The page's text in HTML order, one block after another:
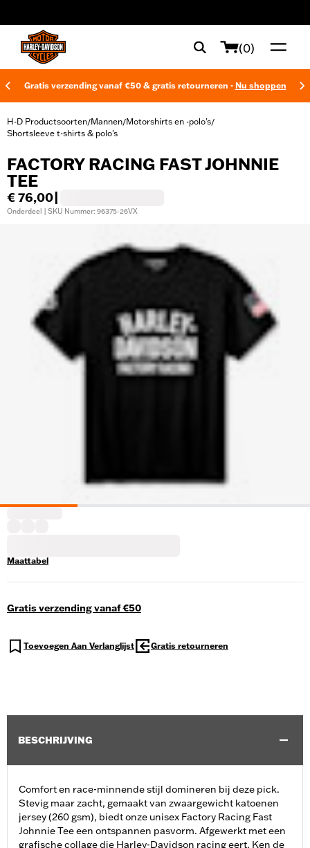
(0)
Gratis verzending vanaf €50 & gratis retourneren - Nu shoppen
H-D Productsoorten/Mannen/Motorshirts en -polo's/
Shortsleeve t-shirts & polo's
FACTORY RACING FAST JOHNNIE
TEE
€ 76,00
Onderdeel | SKU Nummer: 96375-26VX
Maattabel
Gratis verzending vanaf €50
Toevoegen Aan Verlanglijst Gratis retourneren
BESCHRIJVING
Comfort en race-minnende stijl domineren bij deze pick.
Stevig maar zacht, gemaakt van zwaargewicht katoenen
jersey (260 gsm), biedt onze unisex Factory Racing Fast
Johnnie Tee een ontspannen pasvorm. Afgewerkt met een
grafische collage die Harley-Davidson racing eert. Ken de